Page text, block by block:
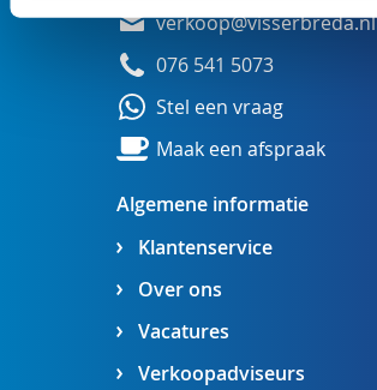
Algemene informatie
Klantenservice
Over ons
Vacatures
Verkoopadviseurs
verkoop@visserbreda.nl
076 541 5073
Stel een vraag
Maak een afspraak